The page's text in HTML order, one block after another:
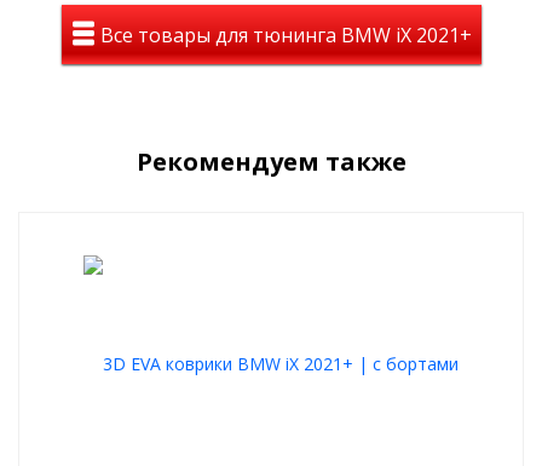
Все товары для тюнинга BMW iX 2021+
Рекомендуем также